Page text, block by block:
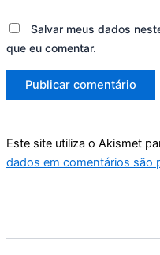
Salvar meus dados
que eu comentar.
Este site utiliza o Akismet
dados em comentários são